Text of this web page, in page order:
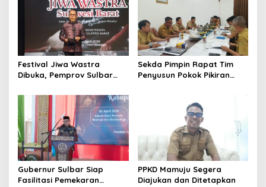
Festival Jiwa Wastra
Dibuka, Pemprov Sulbar
Pengembangan Tenun
Sekda Pimpin Rapat Tim
Penyusun Pokok Pikiran
Gubernur Sulbar Siap
Fasilitasi Pemekaran
PPKD Mamuju Segera
Diajukan dan Ditetapkan